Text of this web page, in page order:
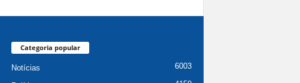
Categoria popular
Notícias 6003